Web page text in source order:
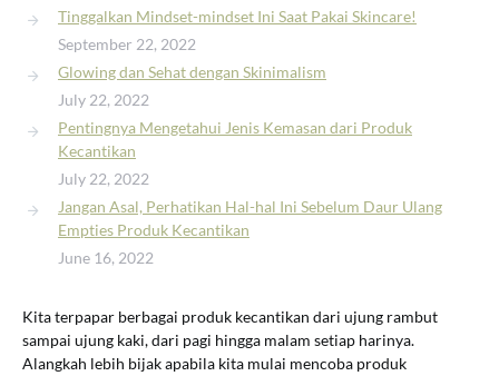
Tinggalkan Mindset-mindset Ini Saat Pakai Skincare!
September 22, 2022
Glowing dan Sehat dengan Skinimalism
July 22, 2022
Pentingnya Mengetahui Jenis Kemasan dari Produk
Kecantikan
July 22, 2022
Jangan Asal, Perhatikan Hal-hal Ini Sebelum Daur Ulang
Empties Produk Kecantikan
June 16, 2022
Kita terpapar berbagai produk kecantikan dari ujung rambut
sampai ujung kaki, dari pagi hingga malam setiap harinya.
Alangkah lebih bijak apabila kita mulai mencoba produk